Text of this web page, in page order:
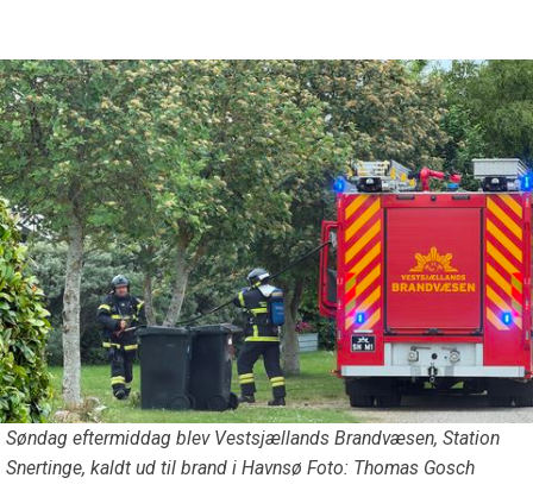
Søndag eftermiddag blev Vestsjællands Brandvæsen, Station
Snertinge, kaldt ud til brand i Havnsø Foto: Thomas Gosch